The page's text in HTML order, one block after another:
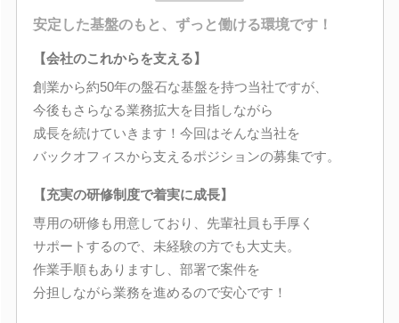
安定した基盤のもと、ずっと働ける環境です！
【会社のこれからを支える】
創業から約50年の盤石な基盤を持つ当社ですが、
今後もさらなる業務拡大を目指しながら
成長を続けていきます！今回はそんな当社を
バックオフィスから支えるポジションの募集です。
【充実の研修制度で着実に成長】
専用の研修も用意しており、先輩社員も手厚く
サポートするので、未経験の方でも大丈夫。
作業手順もありますし、部署で案件を
分担しながら業務を進めるので安心です！